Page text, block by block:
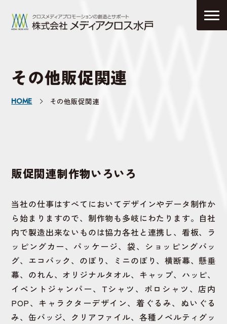
その他販促関連
HOME その他販促関連
販促関連制作物いろいろ
当社の仕事はすべてにおいてデザインやデータ制作か
ら始まりますので、制作物も多岐にわたります。自社
内で製造出来ないものは協力各社と連携し、看板、ラ
ッピングカー、パッケージ、袋、ショッピングバッ
グ、エコバック、のぼり、ミニのぼり、横断幕、懸垂
幕、のれん、オリジナルタオル、キャップ、ハッピ、
イベントジャンパー、Tシャツ、ポロシャツ、店内
POP、キャラクターデザイン、着ぐるみ、ぬいぐる
み、缶バッジ、クリアファイル、各種ノベルティグッ